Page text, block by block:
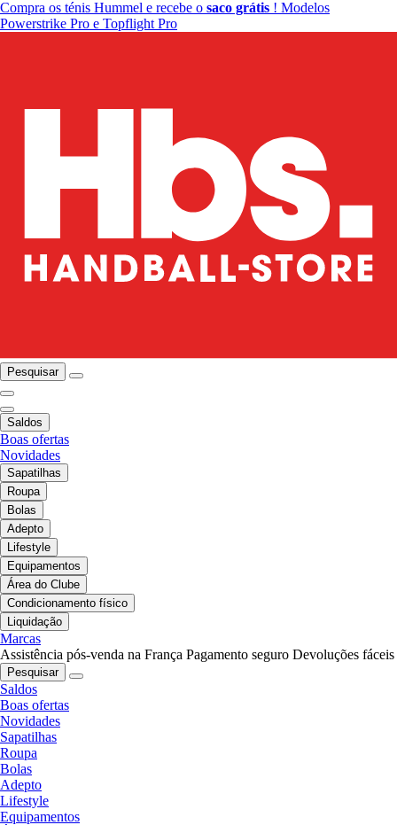
Compra os ténis Hummel e recebe o saco grátis ! Modelos
Powerstrike Pro e Topflight Pro
Pesquisar
Saldos
Boas ofertas
Novidades
Sapatilhas
Roupa
Bolas
Adepto
Lifestyle
Equipamentos
Área do Clube
Condicionamento físico
Liquidação
Marcas
Assistência pós-venda na França Pagamento seguro Devoluções fáceis
Pesquisar
Saldos
Boas ofertas
Novidades
Sapatilhas
Roupa
Bolas
Adepto
Lifestyle
Equipamentos